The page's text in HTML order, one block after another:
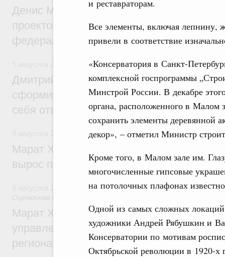
и реставраторам.
Все элементы, включая лепнину,
привели в соответствие
«Консерватория в Санкт-
комплексной госпрограммы
Минстрой России. В декабре
органа, расположенного в Малом
сохранить элементы деревянной
декор», – отметил Министр
Кроме того, в Малом зале им.
многочисленные гипсовые
на потолочных плафонах
Одной из самых сложных
художники Андрей Рябушкин и
Консерватории по мотивам
Октябрьской революции в 1920-х
Денис Мантуров провёл совещание по
проектов института кураторства в
федеральном округе
Молодёжная политика
Дмитрий Чернышенко: Всемирный
сформировал целое сообщество людей,
себя ответственность за будущее
Национальный проект «Инфраструктура
Марат Хуснуллин: Ввод нежилых зданий
вырос почти на треть
Земельные отношения. Кадастровая
Оценочная деятельность
Марат Хуснуллин: По решению
управление «ДОМ.РФ» перейдёт более
регионах